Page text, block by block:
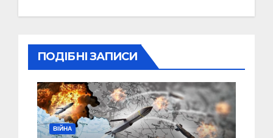
ПОДІБНІ ЗАПИСИ
ВІЙНА